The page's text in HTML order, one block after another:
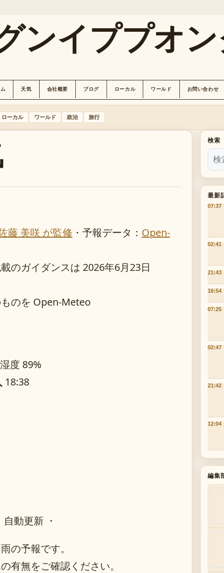
ンイププオ
天気 会社概要 ブログ ローカル ワールド お問い合わせ
ローカル ワールド 政治 旅行
藤 美咲 が監修 ・ 予報データ： Open-
のガイダンスは 2026年6月23日
のを Open-Meteo
度 89%
18:38
自動更新 ・
の予報です。
有無をご確認ください。
検索
最新
07:37
02:41
21:43
16:54
07:25
02:47
21:42
12:04
編集